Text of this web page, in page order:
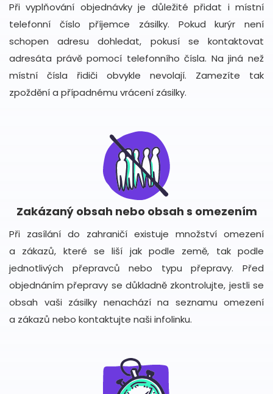
Při vyplňování objednávky je důležité přidat i místní
telefonní číslo příjemce zásilky. Pokud kurýr není
schopen adresu dohledat, pokusí se kontaktovat
adresáta právě pomocí telefonního čísla. Na jiná než
místní čísla řidiči obvykle nevolají. Zamezíte tak
zpoždění a případnému vrácení zásilky.
Zakázaný obsah nebo obsah s omezením
Při zasílání do zahraničí existuje množství omezení
a zákazů, které se liší jak podle země, tak podle
jednotlivých přepravců nebo typu přepravy. Před
objednáním přepravy se důkladně zkontrolujte, jestli se
obsah vaši zásilky nenachází na seznamu omezení
a zákazů nebo kontaktujte naši infolinku.